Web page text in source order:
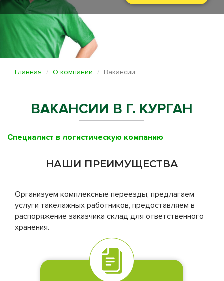
Главная О компании Вакансии
ВАКАНСИИ В Г. КУРГАН
Специалист в логистическую компанию
НАШИ ПРЕИМУЩЕСТВА
Организуем комплексные переезды, предлагаем
услуги такелажных работников, предоставляем в
распоряжение заказчика склад для ответственного
хранения.